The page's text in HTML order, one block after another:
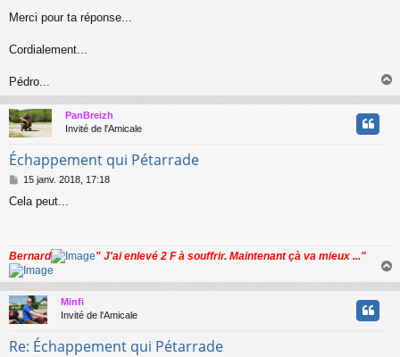
Merci pour ta réponse...
Cordialement...
Pédro...
a
u
PanBreizh
Invité de l'Amicale
Échappement qui Pétarrade
M
s
e
15 janv. 2018, 17:18
Cela peut...
Bernard " J'ai enlevé 2 F à souffrir. Maintenant çà va mieux ..."
a
u
Minfi
Invité de l'Amicale
Re: Échappement qui Pétarrade